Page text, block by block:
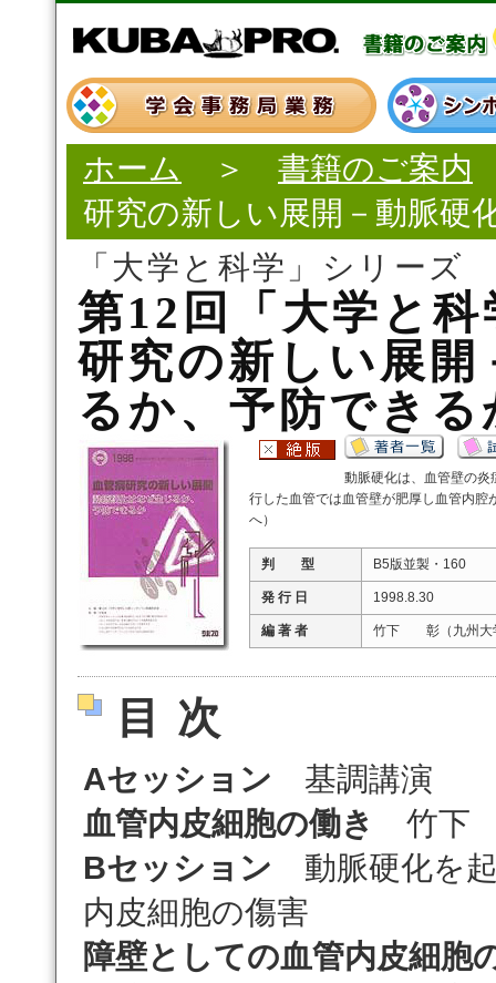
ホーム ＞ 書籍のご案内
研究の新しい展開－動脈硬
「大学と科学」シリーズ
第12回「大学と
研究の新しい展
るか、予防できる
動脈硬化は、血管壁の
行した血管では血管壁が肥厚し血管内
へ）
判 型 B5版並製・160
発 行 日 1998.8.30
編 著 者 竹下 彰（九州大
目次
Aセッション 基調講演
血管内皮細胞の働き
竹下
Bセッション 動脈硬化を
内皮細胞の傷害
障壁としての血管内皮細胞